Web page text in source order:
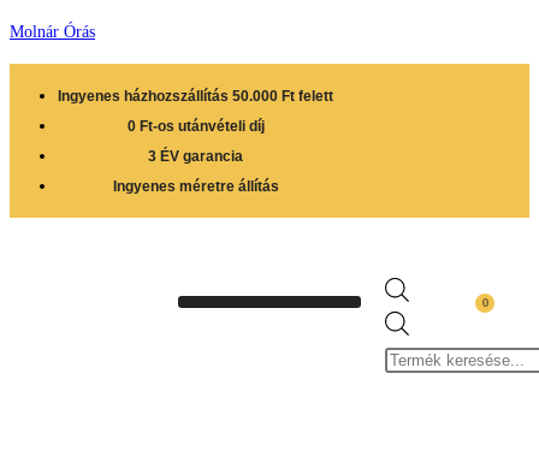
Molnár Órás
Ingyenes házhozszállítás 50.000 Ft felett
0 Ft-os utánvételi díj
3 ÉV garancia
Ingyenes méretre állítás
0